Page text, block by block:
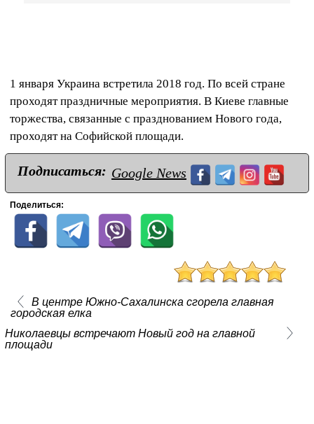
1 января Украина встретила 2018 год. По всей стране
проходят праздничные мероприятия. В Киеве главные
торжества, связанные с празднованием Нового года,
проходят на Софийской площади.
Подписаться: Google News
Поделиться:
В центре Южно-Сахалинска сгорела главная
городская елка
Николаевцы встречают Новый год на главной
площади